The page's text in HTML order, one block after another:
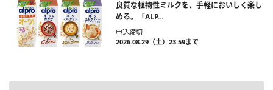
良質な植物性ミルクを、手軽においしく楽し
める。「ALP...
申込締切
2026.08.29（土）23:59まで